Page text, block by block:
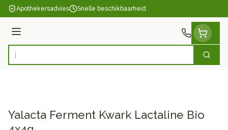
Ga naar de inhoud
Apothekersadvies Snelle beschikbaarheid
Menu
Product, merk, categorie... Zoek
Yalacta Ferment Kwark Lactaline Bio